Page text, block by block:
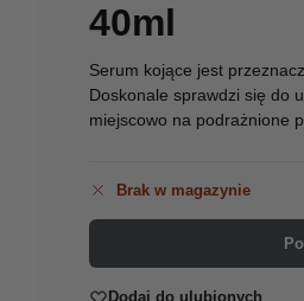
40ml
Serum kojące jest
Doskonale sprawdzi się do
miejscowo na podrażnione
Brak w magazynie
Dodaj do ulubionych